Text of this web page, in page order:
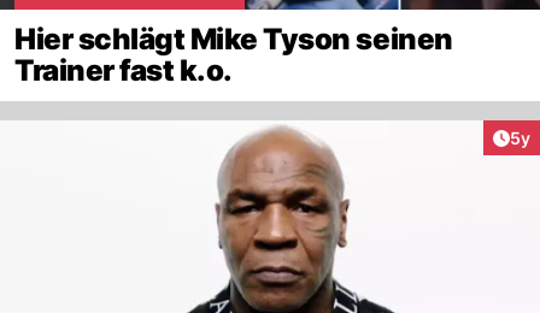
Hier schlägt Mike Tyson seinen
Trainer fast k.o.
5y